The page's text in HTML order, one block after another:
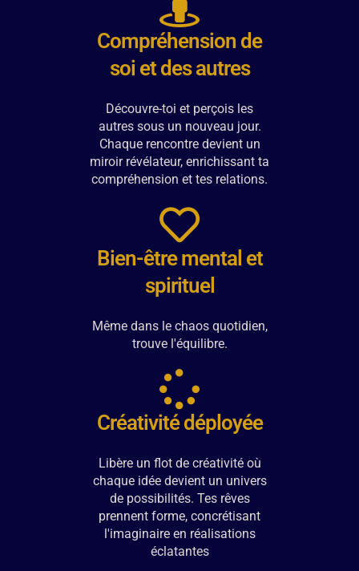
Compréhension de
soi et des autres
Découvre-toi et perçois les
autres sous un nouveau jour.
Chaque rencontre devient un
miroir révélateur, enrichissant ta
compréhension et tes relations.
Bien-être mental et
spirituel
Même dans le chaos quotidien,
trouve l'équilibre.
Créativité déployée
Libère un flot de créativité où
chaque idée devient un univers
de possibilités. Tes rêves
prennent forme, concrétisant
l'imaginaire en réalisations
éclatantes